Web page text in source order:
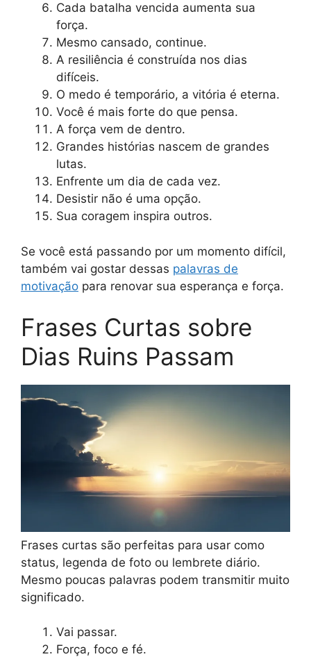
Cada batalha vencida aumenta sua
força.
Mesmo cansado, continue.
A resiliência é construída nos dias
difíceis.
O medo é temporário, a vitória é eterna.
Você é mais forte do que pensa.
A força vem de dentro.
Grandes histórias nascem de grandes
lutas.
Enfrente um dia de cada vez.
Desistir não é uma opção.
Sua coragem inspira outros.
Se você está passando por um momento difícil,
também vai gostar dessas palavras de
motivação para renovar sua esperança e força.
Frases Curtas sobre
Dias Ruins Passam
Frases curtas são perfeitas para usar como
status, legenda de foto ou lembrete diário.
Mesmo poucas palavras podem transmitir muito
significado.
Vai passar.
Força, foco e fé.